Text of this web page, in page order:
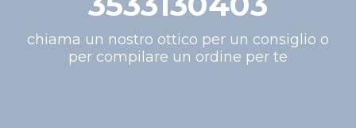
chiama un nostro ottico per un consiglio o
per compilare un ordine per te